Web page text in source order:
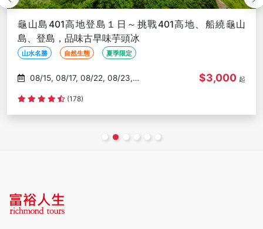
龜山島401高地登島１日～挑戰401高地、船繞龜山
島、登島，品味古早味芋頭冰
山水名勝 自然生態 夏季限定
$3,000 起
(178)